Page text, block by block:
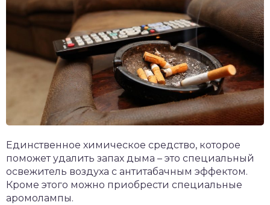
Единственное химическое средство, которое
поможет удалить запах дыма – это специальный
освежитель воздуха с антитабачным эффектом.
Кроме этого можно приобрести специальные
аромолампы.